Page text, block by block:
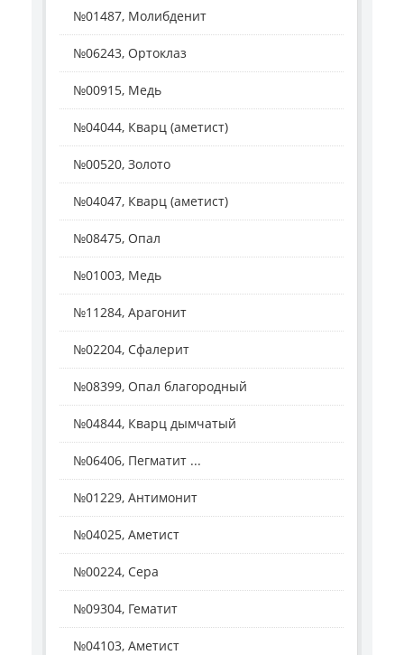
№01487, Молибденит
№06243, Ортоклаз
№00915, Медь
№04044, Кварц (аметист)
№00520, Золото
№04047, Кварц (аметист)
№08475, Опал
№01003, Медь
№11284, Арагонит
№02204, Сфалерит
№08399, Опал благородный
№04844, Кварц дымчатый
№06406, Пегматит ...
№01229, Антимонит
№04025, Аметист
№00224, Сера
№09304, Гематит
№04103, Аметист